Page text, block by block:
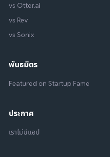
vs Otter.ai
vs Rev
vs Sonix
พันธมิตร
Featured on Startup Fame
ประกาศ
เราไม่มีแอป